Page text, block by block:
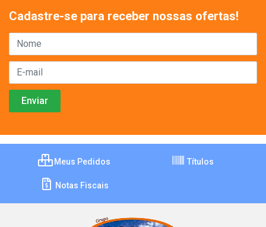
Cadastre-se para receber nossas ofertas!
Meus Pedidos Títulos
Notas Fiscais